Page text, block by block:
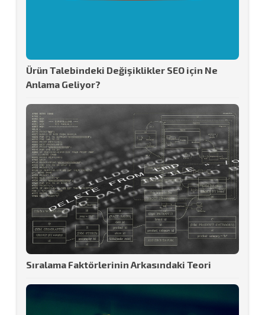
Ürün Talebindeki Değişiklikler SEO için Ne
Anlama Geliyor?
Sıralama Faktörlerinin Arkasındaki Teori